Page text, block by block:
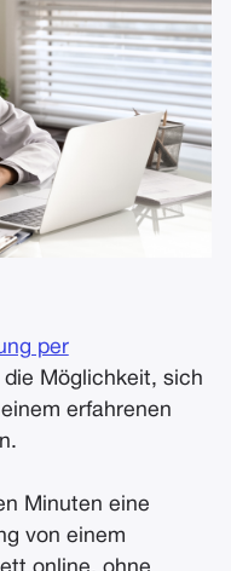
per
die Möglichkeit, sich
erfahrenen
Minuten eine
von einem